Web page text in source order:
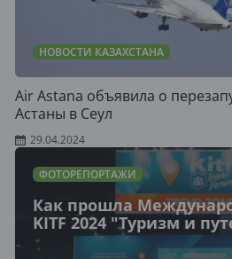
НОВОСТИ КАЗАХСТАНА
Air Astana объявила о
Астаны в Сеул
29.04.2024
ФОТОРЕПОРТАЖИ
Как прошла
KITF 2024 "Туризм и